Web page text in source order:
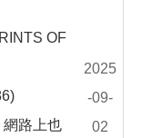
OF
路上也
2025
-09-
02